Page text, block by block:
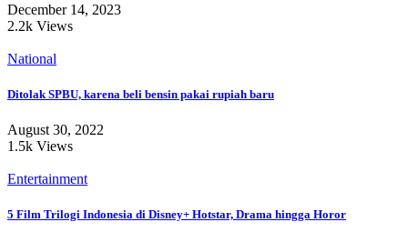
December 14, 2023
2.2k Views
National
Ditolak SPBU, karena beli bensin pakai rupiah baru
August 30, 2022
1.5k Views
Entertainment
5 Film Trilogi Indonesia di Disney+ Hotstar, Drama hingga Horor